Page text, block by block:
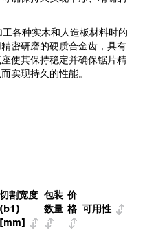
各种实木和人造板材料时的
密研磨的硬质合金齿，具有
使其保持稳定并确保锯片精
实现持久的性能。
切割宽度
(b1)
[mm]
包装
数量
价
格 可用性